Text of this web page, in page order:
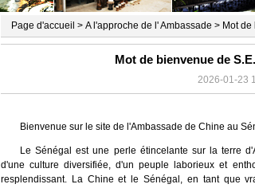
Page d'accueil > A l'approche de l' Ambassade > Mot
Mot de bienvenue de
2026-01-23
Bienvenue sur le site de l'Ambassade de Chine au
Le Sénégal est une perle étincelante sur la terre
d'une culture diversifiée, d'un peuple laborieux et
resplendissant. La Chine et le Sénégal, en tant que